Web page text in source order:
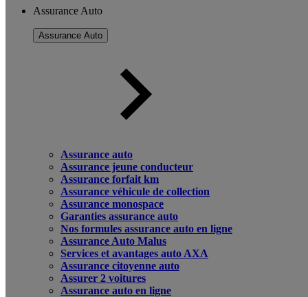
Assurance Auto
Assurance Auto
Assurance auto
Assurance jeune conducteur
Assurance forfait km
Assurance véhicule de collection
Assurance monospace
Garanties assurance auto
Nos formules assurance auto en ligne
Assurance Auto Malus
Services et avantages auto AXA
Assurance citoyenne auto
Assurer 2 voitures
Assurance auto en ligne